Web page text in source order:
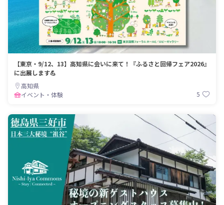
【東京・9/12、13】高知県に会いに来て！『ふるさと回帰フェア2026』
に出展します💪
高知県
イベント・体験
5